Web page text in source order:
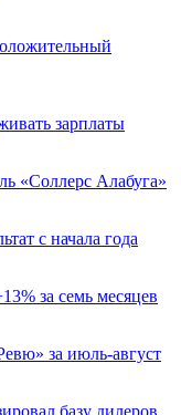
зарплаты
«Соллерс Алабуга»
с начала года
за семь месяцев
за июль-август
базу дилеров